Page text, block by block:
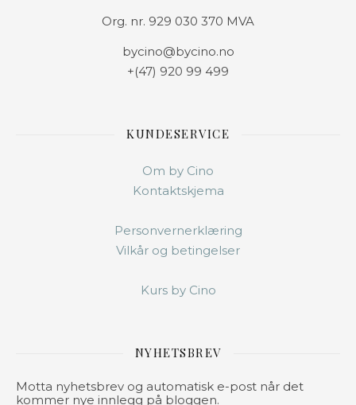
Org. nr. 929 030 370 MVA
bycino@bycino.no
+(47) 920 99 499
KUNDESERVICE
Om by Cino
Kontaktskjema
Personvernerklæring
Vilkår og betingelser
Kurs by Cino
NYHETSBREV
Motta nyhetsbrev og automatisk e-post når det
kommer nye innlegg på bloggen.